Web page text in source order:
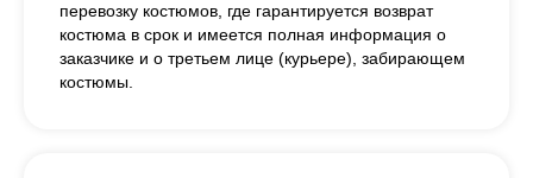
перевозку костюмов, где гарантируется возврат
костюма в срок и имеется полная информация о
заказчике и о третьем лице (курьере), забирающем
костюмы.